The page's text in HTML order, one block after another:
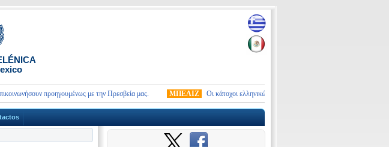
προηγουμένως με την Πρεσβεία μας. ΜΠΕΛΙΖ Οι κάτοχοι ελληνικών διαβατηρίων που προτίθενται να